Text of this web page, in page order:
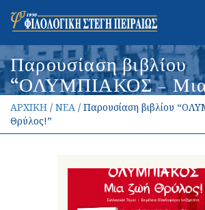
Παρουσίαση βιβλίου
“ΟΛΥΜΠΙΑΚΟΣ –
Θρύλος!”
ΑΡΧΙΚΗ / ΝΕΑ / Παρουσίαση βιβλίου
Θρύλος!”